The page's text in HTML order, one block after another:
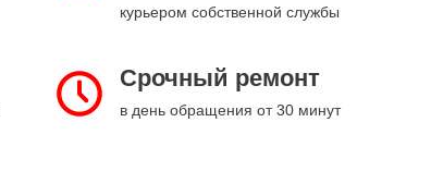
курьером собственной службы
Срочный ремонт
в день обращения от 30 минут